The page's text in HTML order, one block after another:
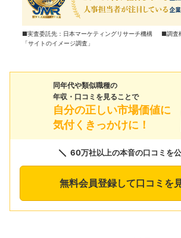
■実査委託先：日本マーケティングリサーチ機構 ■調査
「サイトのイメージ調査」
同年代や類似職種の
年収・口コミを見ることで
自分の正しい市場価値に
気付くきっかけに！
60万社以上の本音の口コミを
無料会員登録して口コミを